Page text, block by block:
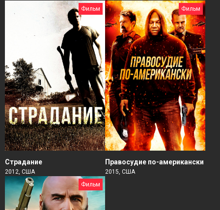
Фильм
Страдание
2012, США
Фильм
Правосудие по-американски
2015, США
Фильм